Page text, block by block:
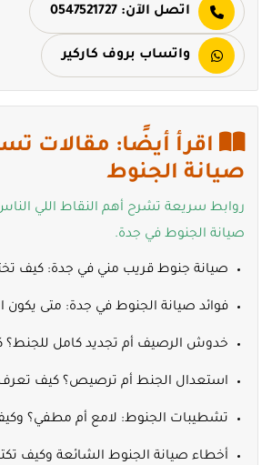
اتصل الآن: 0547521727
واتساب بروف كاركير
اقرأ أيضًا: مقالات
صيانة الجنوط
روابط سريعة تشرح أهم النقاط اللي
صيانة الجنوط في جدة.
صيانة جنوط قريب مني في جدة: كيف
فوائد صيانة الجنوط في جدة: متى يكون
خدوش الرصيف أم تجديد كامل للجنط؟
استعدال الجنط أم ترصيص؟ كيف تعرف
تشطيبات الجنوط: لامع أم مطفي؟
أخطاء صيانة الجنوط الشائعة وكيف